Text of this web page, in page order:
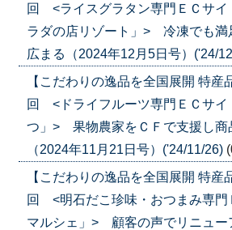
回 <ライスグラタン専門ＥＣサイ
ラダの店リゾート」> 冷凍でも満
広まる（2024年12月5日号）('24/
【こだわりの逸品を全国展開 特産
回 <ドライフルーツ専門ＥＣサイ
つ」> 果物農家をＣＦで支援し商
（2024年11月21日号）('24/11/26)
【こだわりの逸品を全国展開 特産
回 <明石だこ珍味・おつまみ専門
マルシェ」> 顧客の声でリニュー